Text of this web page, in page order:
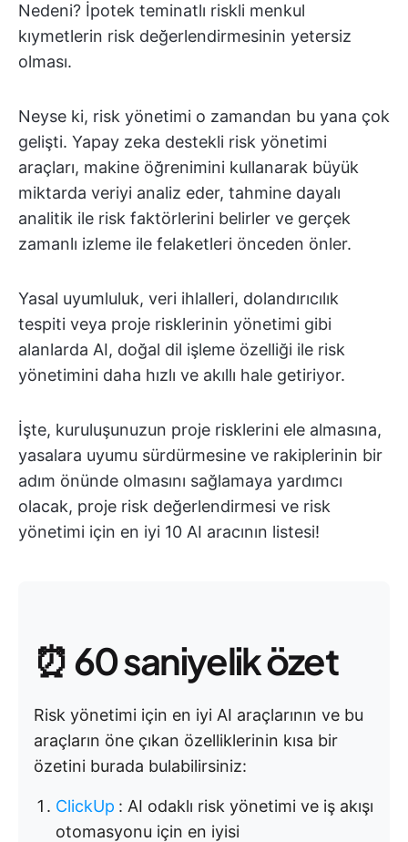
Nedeni? İpotek teminatlı riskli menkul
kıymetlerin risk değerlendirmesinin yetersiz
olması.
Neyse ki, risk yönetimi o zamandan bu yana çok
gelişti. Yapay zeka destekli risk yönetimi
araçları, makine öğrenimini kullanarak büyük
miktarda veriyi analiz eder, tahmine dayalı
analitik ile risk faktörlerini belirler ve gerçek
zamanlı izleme ile felaketleri önceden önler.
Yasal uyumluluk, veri ihlalleri, dolandırıcılık
tespiti veya proje risklerinin yönetimi gibi
alanlarda AI, doğal dil işleme özelliği ile risk
yönetimini daha hızlı ve akıllı hale getiriyor.
İşte, kuruluşunuzun proje risklerini ele almasına,
yasalara uyumu sürdürmesine ve rakiplerinin bir
adım önünde olmasını sağlamaya yardımcı
olacak, proje risk değerlendirmesi ve risk
yönetimi için en iyi 10 AI aracının listesi!
⏰ 60 saniyelik özet
Risk yönetimi için en iyi AI araçlarının ve bu
araçların öne çıkan özelliklerinin kısa bir
özetini burada bulabilirsiniz:
ClickUp : AI odaklı risk yönetimi ve iş akışı
otomasyonu için en iyisi